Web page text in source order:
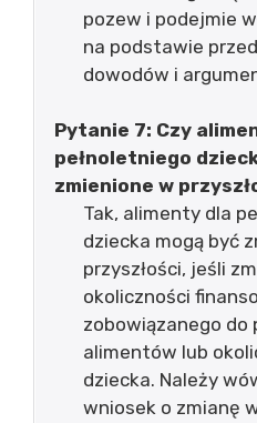
pozew i podejmie
na podstawie
dowodów i
Pytanie 7: Czy
pełnoletniego
zmienione w
Tak, alimenty dla
dziecka mogą być
przyszłości, jeśli
okoliczności
zobowiązanego do
alimentów lub
dziecka. Należy
wniosek o zmianę